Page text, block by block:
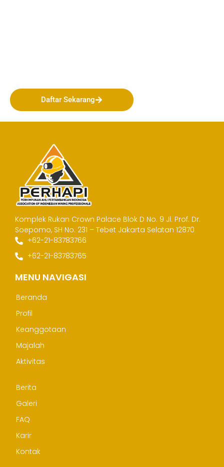
Daftar Sekarang
Komplek Rukan Crown Palace Blok D No. 9 Jl. Prof. Dr.
Soepomo, SH No. 231 – Tebet Jakarta Selatan 12870
+62-21-83783766
+62-21-83783765
MENU NAVIGASI
Beranda
Profil
Keanggotaan
Majalah
Aktivitas
Berita
Galeri
FAQ
Karir
Kontak